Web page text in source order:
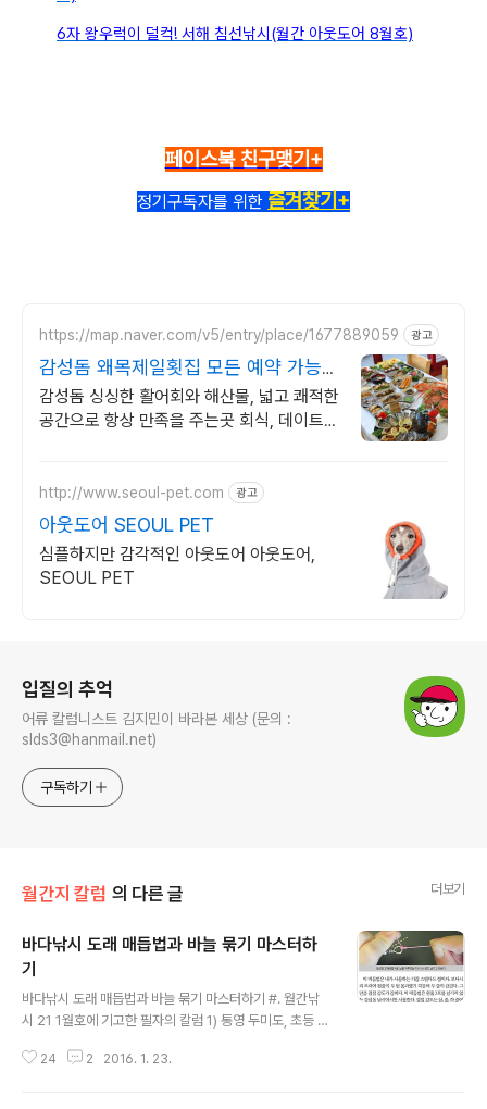
6자 왕우럭이 덜컥! 서해 침선낚시(월간 아웃도어 8월호)
페이스북 친구맺기+
정기구독자를 위한 즐겨찾기+
https://map.naver.com/v5/entry/place/1677889059 광고
감성돔 왜목제일횟집 모든 예약 가능합
니다!
감성돔 싱싱한 활어회와 해산물, 넓고 쾌적한
공간으로 항상 만족을 주는곳 회식, 데이트,
http://www.seoul-pet.com 광고
아웃도어 SEOUL PET
심플하지만 감각적인 아웃도어 아웃도어,
SEOUL PET
입질의 추억
어류 칼럼니스트 김지민이 바라본 세상 (문의 :
slds3@hanmail.net)
구독하기
월간지 칼럼 의 다른 글 더보기
바다낚시 도래 매듭법과 바늘 묶기 마스터하
기
바다낚시 도래 매듭법과 바늘 묶기 마스터하기 #. 월간낚
시 21 1월호에 기고한 필자의 칼럼 1) 통영 두미도, 초등 감
구별법 3) 릴 찌낚시 쉽게 입문하기 : 매듭법 & 바늘 묶은
24 2 2016. 1. 23.